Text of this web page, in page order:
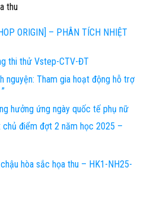
thu
ORIGIN] – PHÂN TÍCH NHIỆT
thi thử Vstep-CTV-ĐT
nguyện: Tham gia hoạt động hỗ trợ
hưởng ứng ngày quốc tế phụ nữ
chủ điểm đợt 2 năm học 2025 –
hòa sắc họa thu – HK1-NH25-